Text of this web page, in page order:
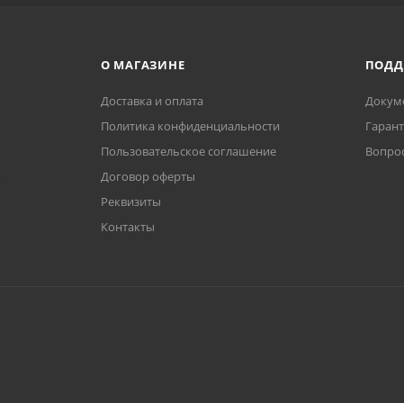
О МАГАЗИНЕ
Доставка и оплата
Политика конфиденциальности
Пользовательское соглашение
Договор оферты
Реквизиты
Контакты